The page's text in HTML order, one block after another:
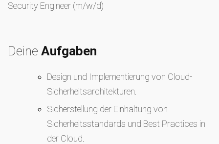
Security Engineer (m/w/d)
Deine Aufgaben.
Design und Implementierung von Cloud-
Sicherheitsarchitekturen.
Sicherstellung der Einhaltung von
Sicherheitsstandards und Best Practices in
der Cloud.